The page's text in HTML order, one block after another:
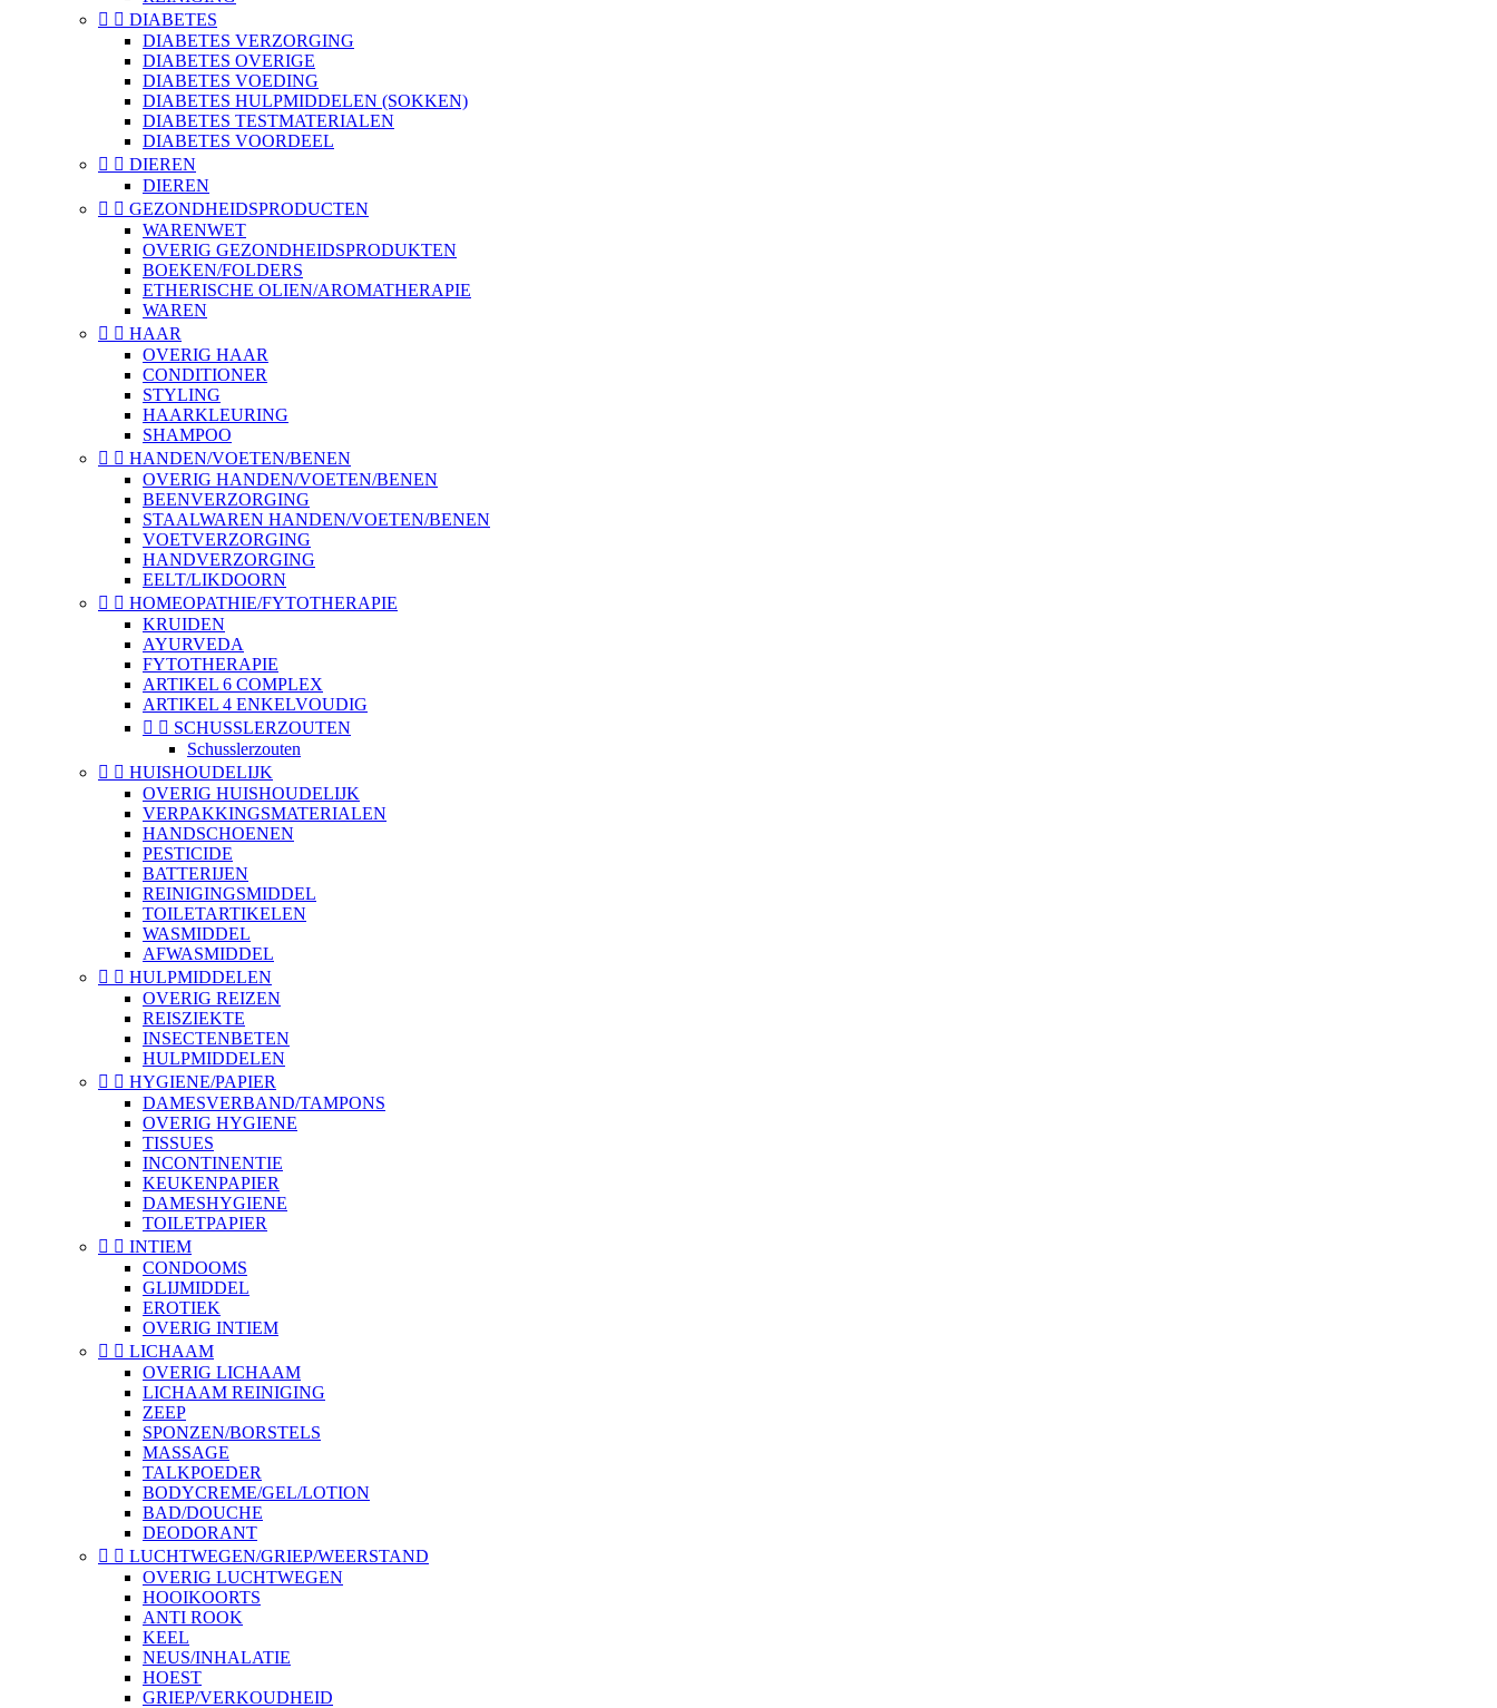
  DIABETES
DIABETES VERZORGING
DIABETES OVERIGE
DIABETES VOEDING
DIABETES HULPMIDDELEN (SOKKEN)
DIABETES TESTMATERIALEN
DIABETES VOORDEEL
  DIEREN
DIEREN
  GEZONDHEIDSPRODUCTEN
WARENWET
OVERIG GEZONDHEIDSPRODUKTEN
BOEKEN/FOLDERS
ETHERISCHE OLIEN/AROMATHERAPIE
WAREN
  HAAR
OVERIG HAAR
CONDITIONER
STYLING
HAARKLEURING
SHAMPOO
  HANDEN/VOETEN/BENEN
OVERIG HANDEN/VOETEN/BENEN
BEENVERZORGING
STAALWAREN HANDEN/VOETEN/BENEN
VOETVERZORGING
HANDVERZORGING
EELT/LIKDOORN
  HOMEOPATHIE/FYTOTHERAPIE
KRUIDEN
AYURVEDA
FYTOTHERAPIE
ARTIKEL 6 COMPLEX
ARTIKEL 4 ENKELVOUDIG
  SCHUSSLERZOUTEN
Schusslerzouten
  HUISHOUDELIJK
OVERIG HUISHOUDELIJK
VERPAKKINGSMATERIALEN
HANDSCHOENEN
PESTICIDE
BATTERIJEN
REINIGINGSMIDDEL
TOILETARTIKELEN
WASMIDDEL
AFWASMIDDEL
  HULPMIDDELEN
OVERIG REIZEN
REISZIEKTE
INSECTENBETEN
HULPMIDDELEN
  HYGIENE/PAPIER
DAMESVERBAND/TAMPONS
OVERIG HYGIENE
TISSUES
INCONTINENTIE
KEUKENPAPIER
DAMESHYGIENE
TOILETPAPIER
  INTIEM
CONDOOMS
GLIJMIDDEL
EROTIEK
OVERIG INTIEM
  LICHAAM
OVERIG LICHAAM
LICHAAM REINIGING
ZEEP
SPONZEN/BORSTELS
MASSAGE
TALKPOEDER
BODYCREME/GEL/LOTION
BAD/DOUCHE
DEODORANT
  LUCHTWEGEN/GRIEP/WEERSTAND
OVERIG LUCHTWEGEN
HOOIKOORTS
ANTI ROOK
KEEL
NEUS/INHALATIE
HOEST
GRIEP/VERKOUDHEID